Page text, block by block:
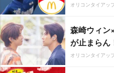
オリコンタイアッ
森崎ウィン
が止まらん
オリコンタイアッ